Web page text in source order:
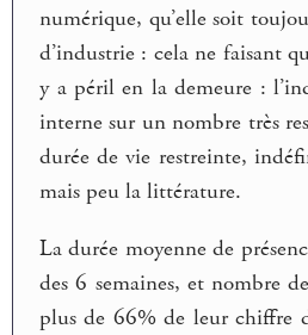
numérique, qu’elle soit
d’industrie : cela ne faisant
y a péril en la demeure :
interne sur un nombre très
durée de vie restreinte,
mais peu la littérature.
La durée moyenne de
des 6 semaines, et nombre
plus de 66% de leur chiffre